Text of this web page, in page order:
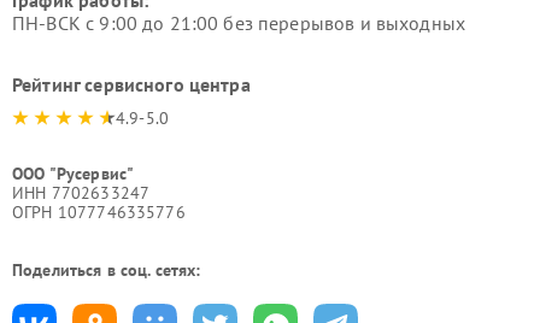
ПН-ВСК с 9:00 до 21:00 без перерывов и выходных
Рейтинг сервисного центра
4.9-5.0
ООО "Русервис"
ИНН 7702633247
ОГРН 1077746335776
Поделиться в соц. сетях: